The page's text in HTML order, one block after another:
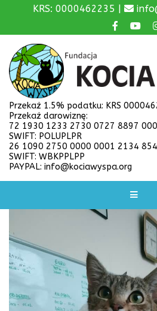
KRS: 0000462235 |
Przekaż 1.5% podatku: KRS
Przekaż darowiznę:
72 1930 1233 2730 0727 8897
SWIFT: POLUPLPR
26 1090 2750 0000 0001 2134
SWIFT: WBKPPLPP
PAYPAL: info@kociawyspa.org